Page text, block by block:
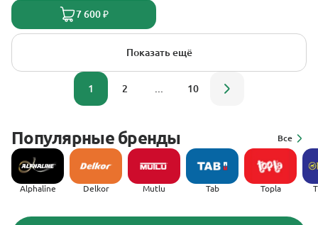
7 600 ₽
Показать ещё
1 2 10
Популярные бренды Все
Alphaline Delkor Mutlu Tab Topla